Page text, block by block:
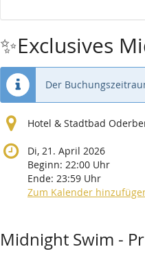
✨Exclusives
Der
Hotel & Stadtbad
Di, 21. April 2026
Beginn: 22:00 Uhr
Ende: 23:59 Uhr
Zum Kalender
Produkte
Midnight Swim -